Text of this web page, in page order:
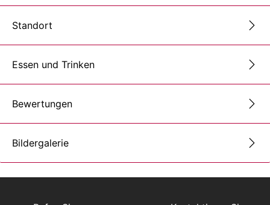
Standort
Essen und Trinken
Bewertungen
Bildergalerie